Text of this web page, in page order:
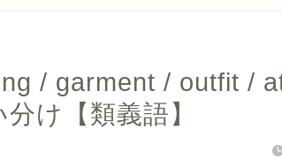
/ garment / outfit /
け【類義語】